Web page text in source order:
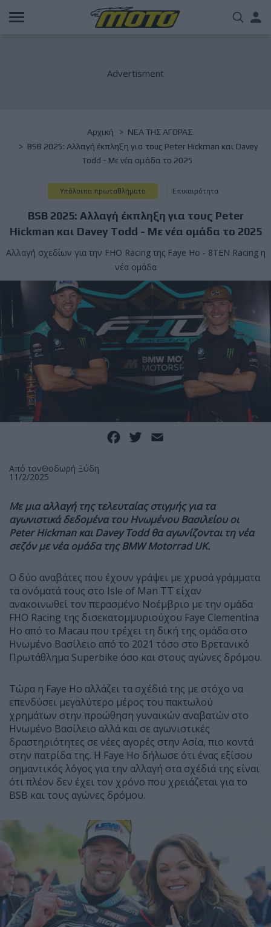
Παράκαμψη
προς
Breadcrumb
Αρχική
NΕΑ ΤΗΣ ΑΓΟΡΑΣ
BSB 2025: Αλλαγή έκπληξη για τους Peter Hickman και Davey
Todd - Με νέα ομάδα το 2025
Υπόλοιπα πρωταθλήματα Επικαιρότητα
BSB 2025: Αλλαγή έκπληξη για τους Peter
Hickman και Davey Todd - Με νέα ομάδα το 2025
Αλλαγή σχεδίων για την FHO Racing της Faye Ho - 8TEN Racing η
νέα ομάδα
Facebook
Twitter
Από τονΘοδωρή Ξύδη
11/2/2025
Με μια αλλαγή της τελευταίας στιγμής για τα
αγωνιστικά δεδομένα του Ηνωμένου Βασιλείου οι
Peter Hickman και Davey Todd θα αγωνίζονται τη νέα
σεζόν με νέα ομάδα της BMW Motorrad UK.
Ο δύο αναβάτες που έχουν γράψει με χρυσά γράμματα
τα ονόματά τους στο Isle of Man TT είχαν
ανακοινωθεί τον περασμένο Νοέμβριο με την ομάδα
FHO Racing της δισεκατομμυριούχου Faye Clementina
Ho από το Macau που τρέχει τη δική της ομάδα στο
Ηνωμένο Βασίλειο από το 2021 τόσο στο Βρετανικό
Πρωτάθλημα Superbike όσο και στους αγώνες δρόμου.
Τώρα η Faye Ho αλλάζει τα σχέδιά της με στόχο να
επενδύσει μεγαλύτερο μέρος του πακτωλού
χρημάτων στην προώθηση γυναικών αναβατών στο
Ηνωμένο Βασίλειο αλλά και σε αγωνιστικές
δραστηριότητες σε νέες αγορές στην Ασία, πιο κοντά
στην πατρίδα της. Η Faye Ho δήλωσε ότι ένας εξίσου
σημαντικός λόγος για την αλλαγή στα σχέδιά της είναι
ότι πλέον δεν έχει τον χρόνο που χρειάζεται για το
BSB και τους αγώνες δρόμου.